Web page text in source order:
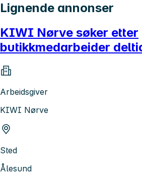
Lignende annonser
KIWI Nørve søker etter
butikkmedarbeider
Arbeidsgiver
KIWI Nørve
Sted
Ålesund